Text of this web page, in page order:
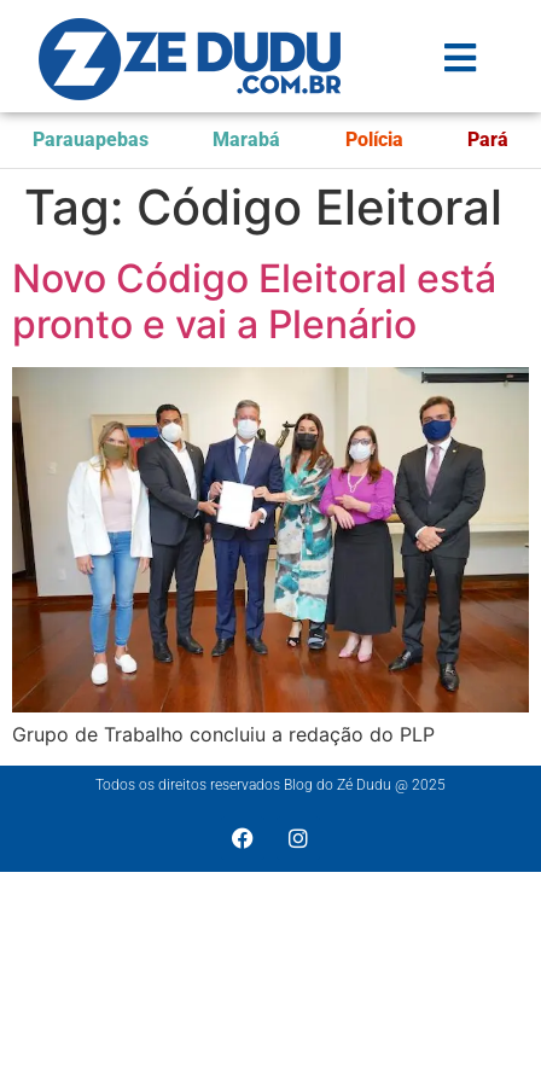
Parauapebas Marabá Polícia Pará
Tag: Código Eleitoral
Novo Código Eleitoral está
pronto e vai a Plenário
Grupo de Trabalho concluiu a redação do PLP
Todos os direitos reservados Blog do Zé Dudu @ 2025